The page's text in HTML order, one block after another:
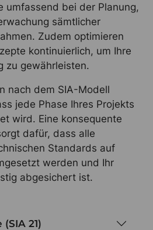
umfassend bei der Planung,
sämtlicher
Zudem optimieren
kontinuierlich, um Ihre
zu gewährleisten.
nach dem SIA-Modell
jede Phase Ihres Projekts
wird. Eine konsequente
dafür, dass alle
Standards auf
werden und Ihr
abgesichert ist.
21)